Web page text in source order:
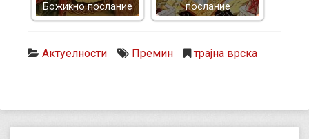
Божикно послание
послание
Актуелности Премин трајна врска